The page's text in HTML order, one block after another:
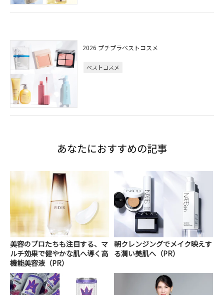
2026 プチプラベストコスメ
ベストコスメ
あなたにおすすめの記事
美容のプロたちも注目する、マ
ルチ効果で健やかな肌へ導く高
機能美容液（PR）
朝クレンジングでメイク映えす
る潤い美肌へ（PR）